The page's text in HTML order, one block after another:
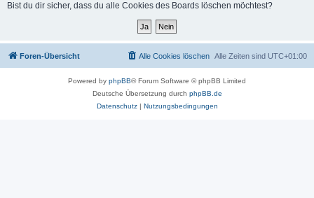
Bist du dir sicher, dass du alle Cookies des Boards löschen möchtest?
Foren-Übersicht Alle Zeiten sind UTC+01:00
Alle Cookies löschen
Powered by phpBB® Forum Software © phpBB Limited
Deutsche Übersetzung durch phpBB.de
Datenschutz| Nutzungsbedingungen